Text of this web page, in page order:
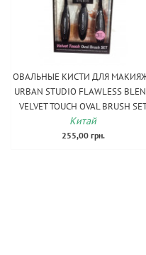
ОВАЛЬНЫЕ КИСТИ ДЛЯ
URBAN STUDIO FLAWLESS
VELVET TOUCH OVAL BRUSH
Китай
255,00 грн.